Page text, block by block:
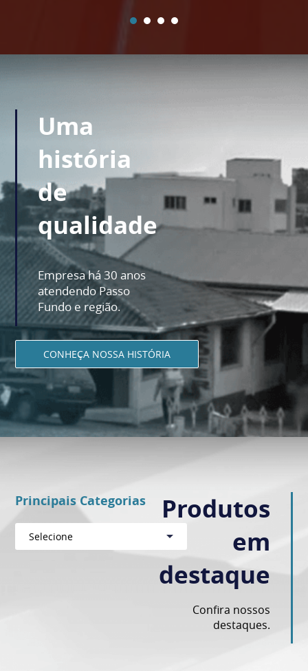
Uma
história
de
qualidade
Empresa há 30 anos
atendendo Passo
Fundo e região.
CONHEÇA NOSSA HISTÓRIA
Principais Categorias
Selecione
Produtos
em
destaque
Confira nossos
destaques.